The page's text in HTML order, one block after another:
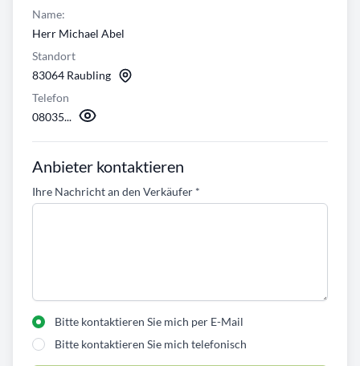
Name:
Herr Michael Abel
Standort
83064 Raubling
Telefon
08035...
Anbieter kontaktieren
Ihre Nachricht an den Verkäufer *
Bitte kontaktieren Sie mich per E-Mail
Bitte kontaktieren Sie mich telefonisch